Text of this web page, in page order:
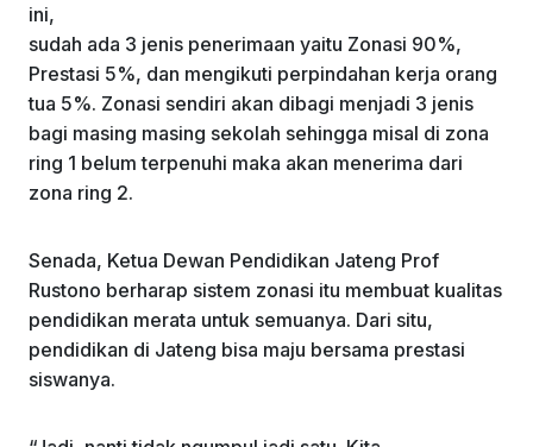
ini,
sudah ada 3 jenis penerimaan yaitu Zonasi 90%,
Prestasi 5%, dan mengikuti perpindahan kerja orang
tua 5%. Zonasi sendiri akan dibagi menjadi 3 jenis
bagi masing masing sekolah sehingga misal di zona
ring 1 belum terpenuhi maka akan menerima dari
zona ring 2.
Senada, Ketua Dewan Pendidikan Jateng Prof
Rustono berharap sistem zonasi itu membuat kualitas
pendidikan merata untuk semuanya. Dari situ,
pendidikan di Jateng bisa maju bersama prestasi
siswanya.